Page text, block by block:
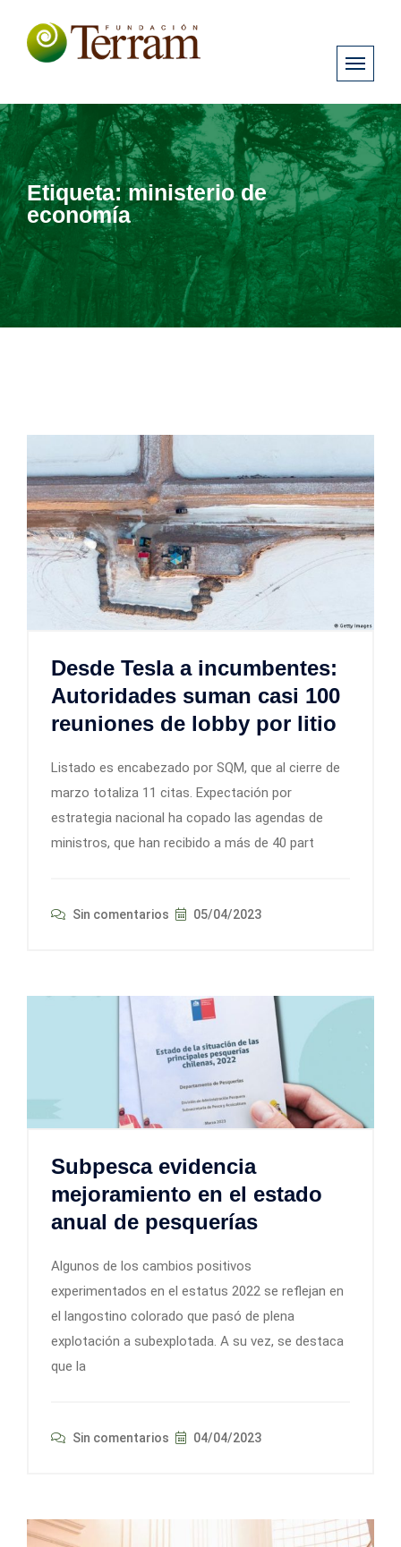
Etiqueta:ministerio de
economía
Desde Tesla a incumbentes:
Autoridades suman casi 100
reuniones de lobby por litio
Listado es encabezado por SQM, que al cierre de
marzo totaliza 11 citas. Expectación por
estrategia nacional ha copado las agendas de
ministros, que han recibido a más de 40 part
Sin comentarios 05/04/2023
Subpesca evidencia
mejoramiento en el estado
anual de pesquerías
Algunos de los cambios positivos
experimentados en el estatus 2022 se reflejan en
el langostino colorado que pasó de plena
explotación a subexplotada. A su vez, se destaca
que la
Sin comentarios 04/04/2023